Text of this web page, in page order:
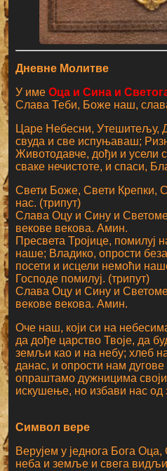
Дневне Молитве
У имеОца и Сина и
Слава Теби, Боже наш,
Царе Небесни, Утешитељу,
свуда и све испуњаваш;
Животодавче, дођи и усели
сваке нечистоте, и спаси,
Свети Боже, Свети Крепки,
нас. (трипут)
Слава Оцу и Сину и Светоме
векове векова. Амин.
Пресвета Тројице, помилуј
наше; Владико, опрости
посети и исцели немоћи
Господе помилуј. (трипут)
Слава Оцу и Сину и Светоме
векове векова. Амин.
Оче наш, који си на
да дође царство Твоје, да
земљи као и на небу; хлеб
данас, и опрости нам
опраштамо дужницима
искушење, но избави нас од
Символ вере
Верујем у једнога Бога
неба и земље и свега